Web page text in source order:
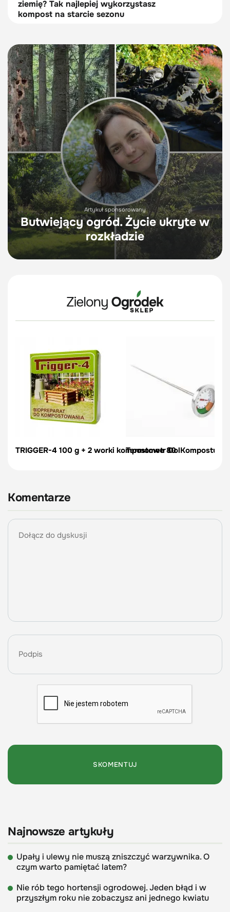
ziemię? Tak najlepiej wykorzystasz
kompost na starcie sezonu
Artykuł sponsorowany
Butwiejący ogród. Życie ukryte w
rozkładzie
TRIGGER-4 100 g + 2 worki kompostowe 80 l
Termometr Do Kompostu |
Komentarze
Najnowsze artykuły
Upały i ulewy nie muszą zniszczyć warzywnika. O
czym warto pamiętać latem?
Nie rób tego hortensji ogrodowej. Jeden błąd i w
przyszłym roku nie zobaczysz ani jednego kwiatu